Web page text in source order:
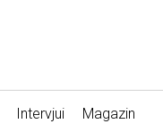
Intervjui Magazin